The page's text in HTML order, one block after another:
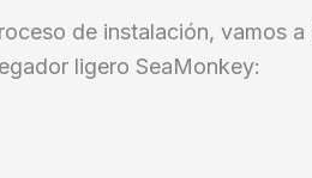
de instalación, vamos
ligero SeaMonkey: